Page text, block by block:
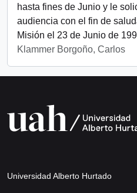
hasta fines de Junio y le
audiencia con el fin de
Misión el 23 de Junio de
Klammer Borgoño, Carlos
Universidad Alberto Hurtado